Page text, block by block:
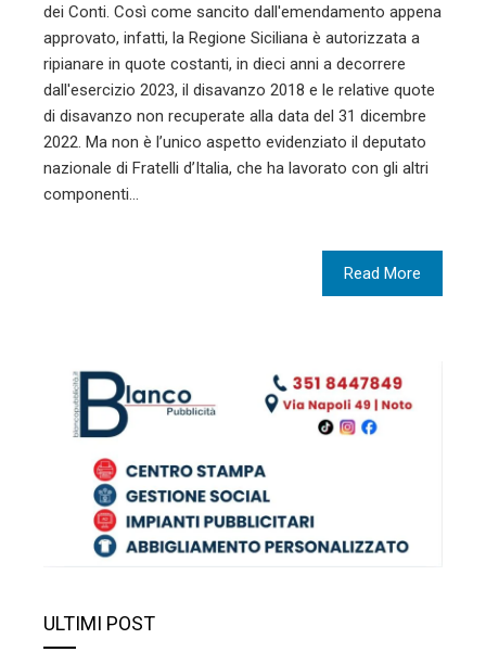
dei Conti. Così come sancito dall'emendamento appena
approvato, infatti, la Regione Siciliana è autorizzata a
ripianare in quote costanti, in dieci anni a decorrere
dall'esercizio 2023, il disavanzo 2018 e le relative quote
di disavanzo non recuperate alla data del 31 dicembre
2022. Ma non è l’unico aspetto evidenziato il deputato
nazionale di Fratelli d’Italia, che ha lavorato con gli altri
componenti…
Read More
ULTIMI POST